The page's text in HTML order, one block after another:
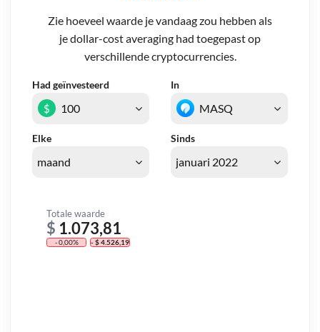
Zie hoeveel waarde je vandaag zou hebben als
je dollar-cost averaging had toegepast op
verschillende cryptocurrencies.
Had geïnvesteerd In
Elke Sinds
$
Totale waarde
$ 1.073,81
- 0,00% - $ 4.526,19